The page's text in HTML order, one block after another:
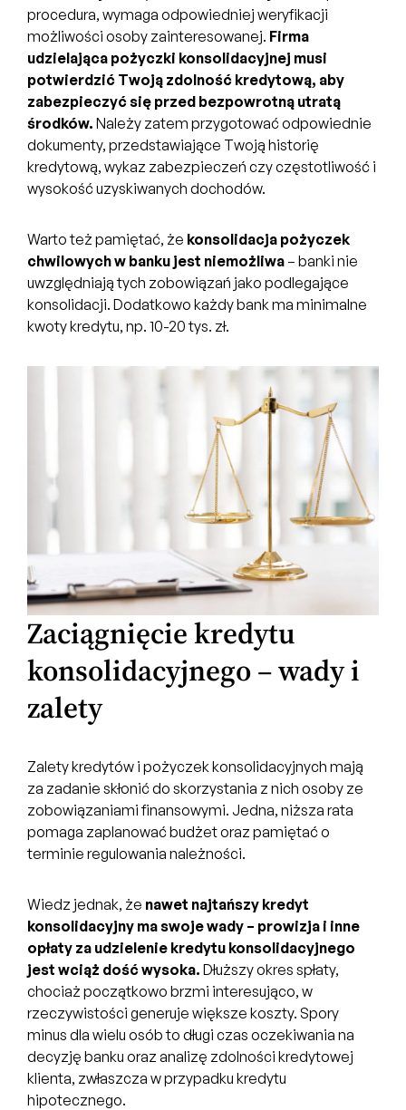
procedura, wymaga odpowiedniej weryfikacji
możliwości osoby zainteresowanej. Firma
udzielająca pożyczki konsolidacyjnej musi
potwierdzić Twoją zdolność kredytową, aby
zabezpieczyć się przed bezpowrotną utratą
środków. Należy zatem przygotować odpowiednie
dokumenty, przedstawiające Twoją historię
kredytową, wykaz zabezpieczeń czy częstotliwość i
wysokość uzyskiwanych dochodów.
Warto też pamiętać, że konsolidacja pożyczek
chwilowych w banku jest niemożliwa – banki nie
uwzględniają tych zobowiązań jako podlegające
konsolidacji. Dodatkowo każdy bank ma minimalne
kwoty kredytu, np. 10-20 tys. zł.
Zaciągnięcie kredytu
konsolidacyjnego – wady i
zalety
Zalety kredytów i pożyczek konsolidacyjnych mają
za zadanie skłonić do skorzystania z nich osoby ze
zobowiązaniami finansowymi. Jedna, niższa rata
pomaga zaplanować budżet oraz pamiętać o
terminie regulowania należności.
Wiedz jednak, że nawet najtańszy kredyt
konsolidacyjny ma swoje wady – prowizja i inne
opłaty za udzielenie kredytu konsolidacyjnego
jest wciąż dość wysoka. Dłuższy okres spłaty,
chociaż początkowo brzmi interesująco, w
rzeczywistości generuje większe koszty. Spory
minus dla wielu osób to długi czas oczekiwania na
decyzję banku oraz analizę zdolności kredytowej
klienta, zwłaszcza w przypadku kredytu
hipotecznego.